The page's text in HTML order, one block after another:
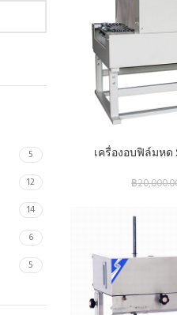
5
12
14
6
5
หยิบใส่ตะกร้า
เครื่องอบฟิล์มหด
฿